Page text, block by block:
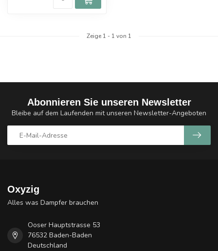
Zeige 1 - 1 von 1
Abonnieren Sie unseren Newsletter
Bleibe auf dem Laufenden mit unseren Newsletter-Angeboten
Oxyzig
Alles was Dampfer brauchen
Ooser Hauptstrasse 53
76532 Baden-Baden
Deutschland